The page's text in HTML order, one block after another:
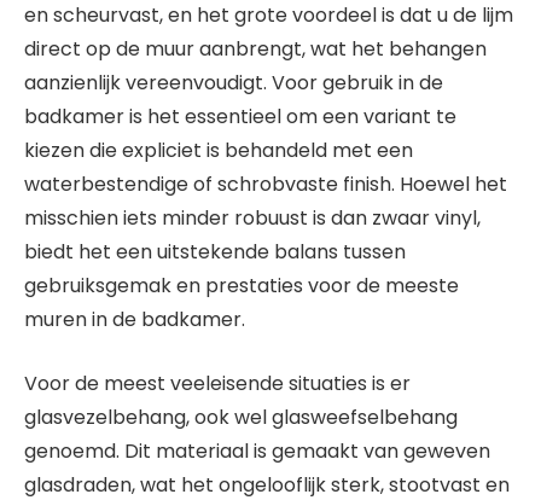
en scheurvast, en het grote voordeel is dat u de lijm
direct op de muur aanbrengt, wat het behangen
aanzienlijk vereenvoudigt. Voor gebruik in de
badkamer is het essentieel om een variant te
kiezen die expliciet is behandeld met een
waterbestendige of schrobvaste finish. Hoewel het
misschien iets minder robuust is dan zwaar vinyl,
biedt het een uitstekende balans tussen
gebruiksgemak en prestaties voor de meeste
muren in de badkamer.
Voor de meest veeleisende situaties is er
glasvezelbehang, ook wel glasweefselbehang
genoemd. Dit materiaal is gemaakt van geweven
glasdraden, wat het ongelooflijk sterk, stootvast en